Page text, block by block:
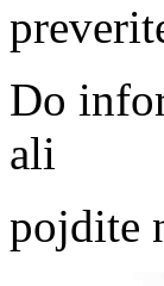
Do
ali
pojdite